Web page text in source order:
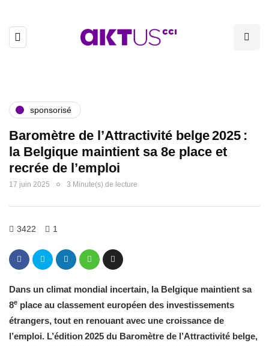
sponsorisé
Baromètre de l’Attractivité belge 2025 :
la Belgique maintient sa 8e place et
recrée de l’emploi
17 juin 2025 3 Minute(s) de lecture
3422 1
Dans un climat mondial incertain, la Belgique maintient sa
8e place au classement européen des investissements
étrangers, tout en renouant avec une croissance de
l’emploi. L’édition 2025 du Baromètre de l’Attractivité belge,